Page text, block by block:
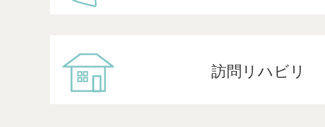
訪問リハビリ